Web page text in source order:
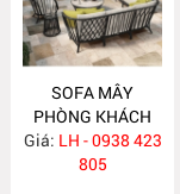
SOFA MÂY
PHÒNG KHÁCH
MA760
Giá: LH - 0938 423
805